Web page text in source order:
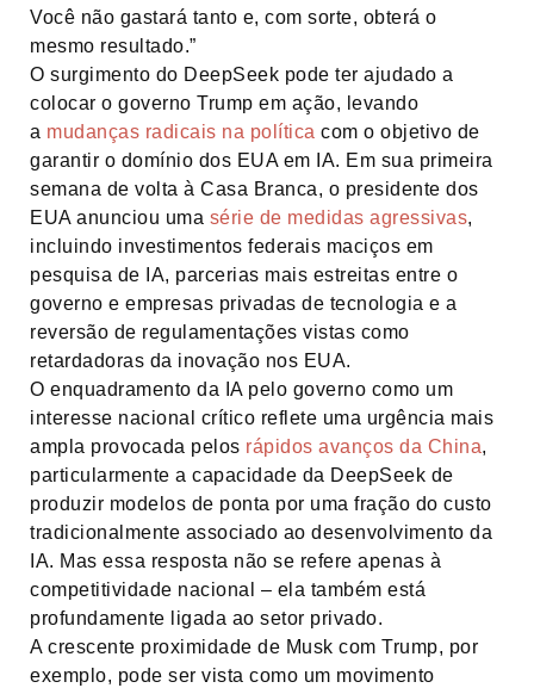
Você não gastará tanto e, com sorte, obterá o
mesmo resultado.”
O surgimento do DeepSeek pode ter ajudado a
colocar o governo Trump em ação, levando
a mudanças radicais na política com o objetivo de
garantir o domínio dos EUA em IA. Em sua primeira
semana de volta à Casa Branca, o presidente dos
EUA anunciou uma série de medidas agressivas,
incluindo investimentos federais maciços em
pesquisa de IA, parcerias mais estreitas entre o
governo e empresas privadas de tecnologia e a
reversão de regulamentações vistas como
retardadoras da inovação nos EUA.
O enquadramento da IA pelo governo como um
interesse nacional crítico reflete uma urgência mais
ampla provocada pelos rápidos avanços da China,
particularmente a capacidade da DeepSeek de
produzir modelos de ponta por uma fração do custo
tradicionalmente associado ao desenvolvimento da
IA. Mas essa resposta não se refere apenas à
competitividade nacional – ela também está
profundamente ligada ao setor privado.
A crescente proximidade de Musk com Trump, por
exemplo, pode ser vista como um movimento